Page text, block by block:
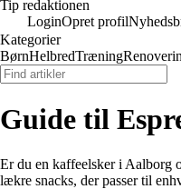
Tip redaktionen
LoginOpret profil
Kategorier
BørnHelbredTræning
Guide til
Er du en kaffeelsker i Aalborg
lækre snacks, der passer til